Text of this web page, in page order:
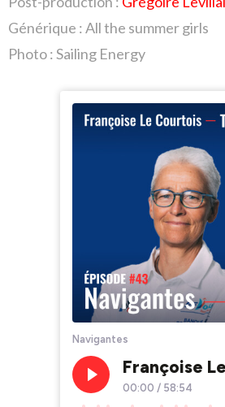
Générique : All the summer girls
Photo : Sailing Energy